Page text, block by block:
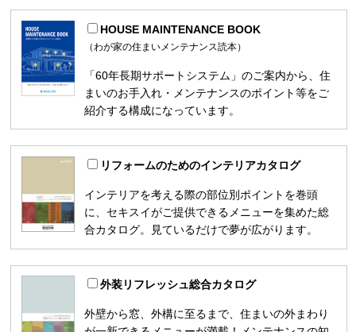
HOUSE MAINTENANCE BOOK
（わが家の住まいメンテナンス読本）
「60年長期サポートシステム」のご案内から、住
まいのお手入れ・メンテナンスのポイント等をご
紹介する構成になっています。
リフォームのためのインテリアカタログ
インテリアを考える際の部位別ポイントを巻頭
に、セキスイがご提供できるメニューを集めた総
合カタログ。見ているだけで夢が広がります。
外装リフレッシュ総合カタログ
外壁から窓、外構に至るまで、住まいの外まわり